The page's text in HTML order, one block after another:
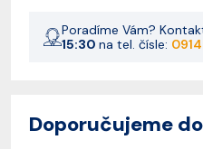
Poradíme Vám?
15:30 na tel. čísle:
Doporučujeme